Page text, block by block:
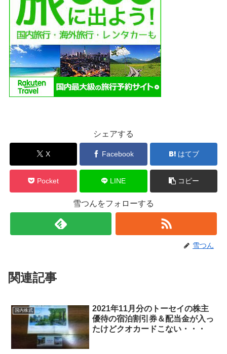
シェアする
X Facebook はてブ
Pocket LINE コピー
雪つんをフォローする
雪つん
関連記事
国内株式
2021年11月分のトーセイの株主
優待の宿泊割引券＆配当金が入っ
たけどクオカードこない・・・